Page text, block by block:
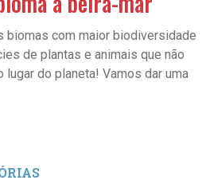
biomas com maior biodiversidade
de plantas e animais que não
lugar do planeta! Vamos dar uma